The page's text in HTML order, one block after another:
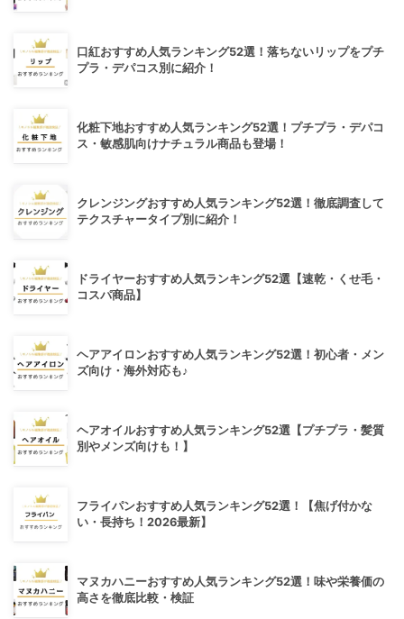
口紅おすすめ人気ランキング52選！落ちないリップをプチ
プラ・デパコス別に紹介！
化粧下地おすすめ人気ランキング52選！プチプラ・デパコ
ス・敏感肌向けナチュラル商品も登場！
クレンジングおすすめ人気ランキング52選！徹底調査して
テクスチャータイプ別に紹介！
ドライヤーおすすめ人気ランキング52選【速乾・くせ毛・
コスパ商品】
ヘアアイロンおすすめ人気ランキング52選！初心者・メン
ズ向け・海外対応も♪
ヘアオイルおすすめ人気ランキング52選【プチプラ・髪質
別やメンズ向けも！】
フライパンおすすめ人気ランキング52選！【焦げ付かな
い・長持ち！2026最新】
マヌカハニーおすすめ人気ランキング52選！味や栄養価の
高さを徹底比較・検証